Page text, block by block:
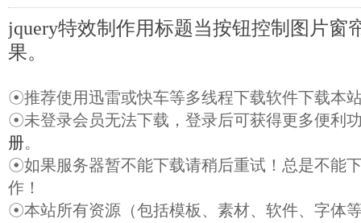
jquery特效制作用标题当按钮控制图片窗
果。
☉推荐使用迅雷或快车等多线程下载软件下载本
☉未登录会员无法下载，登录后可获得更多便利
册。
☉如果服务器暂不能下载请稍后重试！总是不能
作！
☉本站所有资源（包括模板、素材、软件、字体